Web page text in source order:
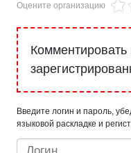
Оцените организацию
Комментировать
Введите логин и пароль,
языковой раскладке и